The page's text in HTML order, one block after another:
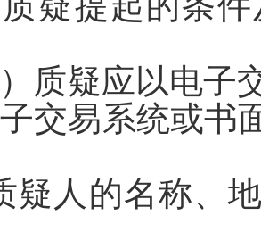
）质疑应以电
交易系统或书
疑人的名称、